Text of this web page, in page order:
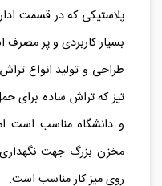
پلاستیکی که در قسمت
بسیار کاربردی و پر
طراحی و تولید انواع
تیز که تراش ساده برای
و دانشگاه مناسب است
مخزن بزرگ جهت نگهداری
روی میز کار مناسب است.